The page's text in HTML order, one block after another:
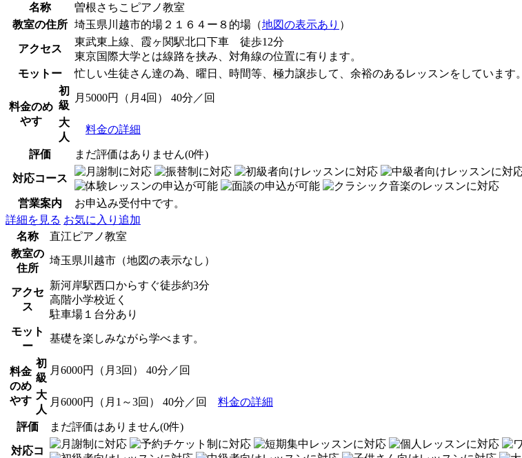
名称
曽根さちこピアノ教室
教室の住所
埼玉県川越市的場２１６４ー８的場（地図の表示あり ）
アクセス
東武東上線、霞ヶ関駅北口下車 徒歩12分
東京国際大学とは線路を挟み、対角線の位置に有ります。
モットー
忙しい生徒さん達の為、曜日、時間等、極力譲歩して、余裕のあるレッスンをしています。
料金のめ
やす
初
級
月5000円（月4回） 40分／回
大
人
料金の詳細
評価 まだ評価はありません(0件)
対応コース
営業案内
お申込み受付中です。
詳細を見る お気に入り追加
名称
直江ピアノ教室
教室の
住所
埼玉県川越市（地図の表示なし）
アクセ
ス
新河岸駅西口からすぐ徒歩約3分
高階小学校近く
駐車場１台分あり
モット
ー
基礎を楽しみながら学べます。
料金
のめ
やす
初
級
月6000円（月3回） 40分／回
大
人
月6000円（月1～3回） 40分／回 料金の詳細
評価 まだ評価はありません(0件)
対応コ